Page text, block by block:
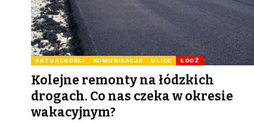
AKTUALNOŚCI KOMUNIKACJA ULICE ŁÓDŹ
Kolejne remonty na łódzkich
drogach. Co nas czeka w okresie
wakacyjnym?